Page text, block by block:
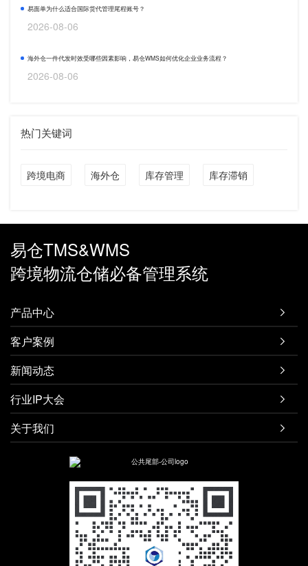
易面单为什么适合国际货代管理尾程账号？
2026-08-06
海外仓一件代发时效受哪些因素影响，易仓WMS如何优化企业业务流程？
2026-08-06
热门关键词
跨境电商 海外仓 库存管理 库存滞销
易仓TMS&WMS
跨境物流仓储必备管理系统
产品中心 
客户案例 
新闻动态 
行业IP大会 
关于我们 